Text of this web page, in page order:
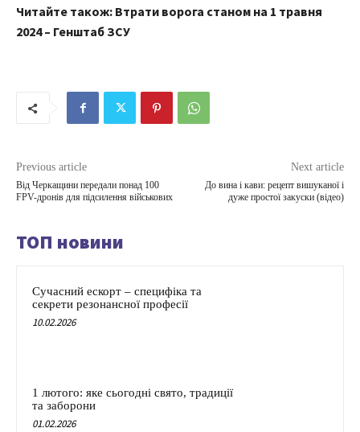
Читайте також: Втрати ворога станом на 1 травня
2024 – Генштаб ЗСУ
Previous article
Від Черкащини передали понад 100
FPV-дронів для підсилення військових
Next article
До вина і кави: рецепт вишуканої і
дуже простої закуски (відео)
ТОП новини
Сучасний ескорт – специфіка та
секрети резонансної професії
10.02.2026
1 лютого: яке сьогодні свято, традиції
та заборони
01.02.2026